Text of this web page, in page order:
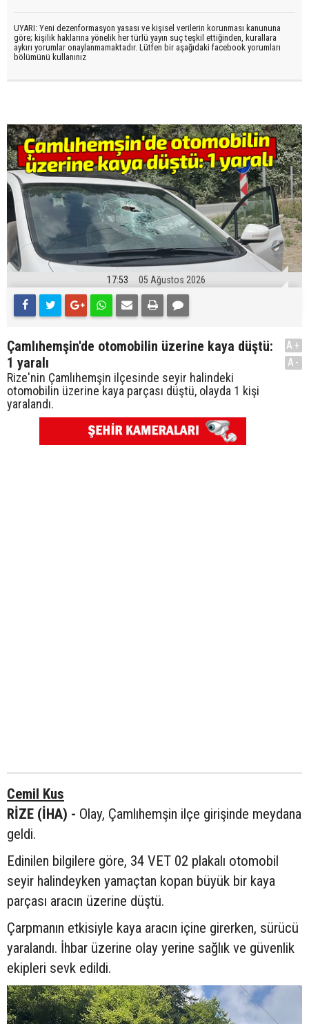
UYARI: Yeni dezenformasyon yasası ve kişisel verilerin korunması kanununa
göre; kişilik haklarına yönelik her türlü yayın suç teşkil ettiğinden, kurallara
aykırı yorumlar onaylanmamaktadır. Lütfen bir aşağıdaki facebook yorumları
bölümünü kullanınız
17:53 05 Ağustos 2026
Çamlıhemşin'de otomobilin üzerine kaya düştü:
1 yaralı
Rize'nin Çamlıhemşin ilçesinde seyir halindeki
otomobilin üzerine kaya parçası düştü, olayda 1 kişi
yaralandı.
A+
A-
Cemil Kus
RİZE (İHA) - Olay, Çamlıhemşin ilçe girişinde meydana
geldi.
Edinilen bilgilere göre, 34 VET 02 plakalı otomobil
seyir halindeyken yamaçtan kopan büyük bir kaya
parçası aracın üzerine düştü.
Çarpmanın etkisiyle kaya aracın içine girerken, sürücü
yaralandı. İhbar üzerine olay yerine sağlık ve güvenlik
ekipleri sevk edildi.